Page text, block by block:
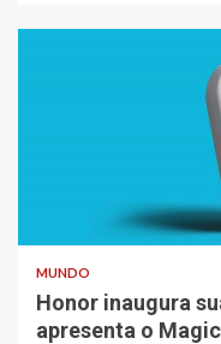
MUNDO
Honor inaugura
apresenta o